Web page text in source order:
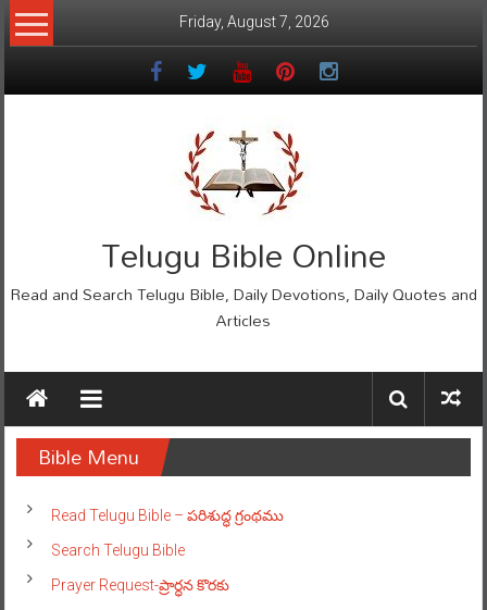
Skip
to
Friday, August 7, 2026
Telugu Bible Online
Read and Search Telugu Bible, Daily Devotions, Daily Quotes and
Articles
Bible Menu
Read Telugu Bible – పరిశుద్ధ గ్రంథము
Search Telugu Bible
Prayer Request-ప్రార్ధన కొరకు